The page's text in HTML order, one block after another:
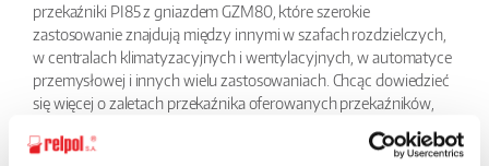
przekaźniki PI85 z gniazdem GZM80, które szerokie
zastosowanie znajdują między innymi w szafach rozdzielczych,
w centralach klimatyzacyjnych i wentylacyjnych, w automatyce
przemysłowej i innych wielu zastosowaniach. Chcąc dowiedzieć
się więcej o zaletach przekaźnika oferowanych przekaźników,
dane techniczne tego urządzenia.